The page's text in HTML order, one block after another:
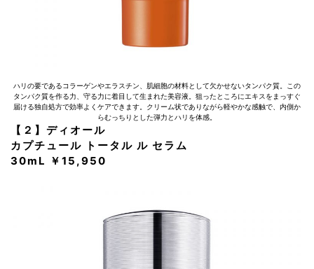
ハリの要であるコラーゲンやエラスチン、肌細胞の材料として欠かせないタンパク質。この
タンパク質を作る力、守る力に着目して生まれた美容液。狙ったところにエキスをまっすぐ
届ける独自処方で効率よくケアできます。クリーム状でありながら軽やかな感触で、内側か
らむっちりとした弾力とハリを体感。
【２】ディオール
カプチュール トータル ル セラム
30mL ￥15,950